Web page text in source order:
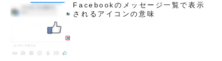
Facebookのメッセージ一覧で表示
されるアイコンの意味